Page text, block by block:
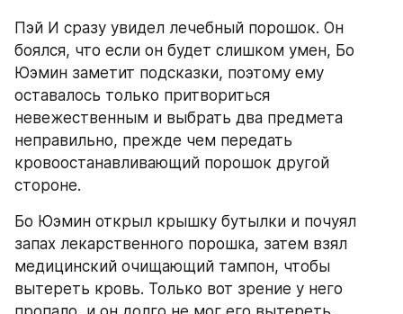
Пэй И сразу увидел лечебный порошок. Он
боялся, что если он будет слишком умен, Бо
Юэмин заметит подсказки, поэтому ему
оставалось только притвориться
невежественным и выбрать два предмета
неправильно, прежде чем передать
кровоостанавливающий порошок другой
стороне.
Бо Юэмин открыл крышку бутылки и почуял
запах лекарственного порошка, затем взял
медицинский очищающий тампон, чтобы
вытереть кровь. Только вот зрение у него